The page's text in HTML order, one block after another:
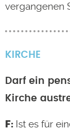
vergangenen
KIRCHE
Darf ein
Kirche
Ist es für